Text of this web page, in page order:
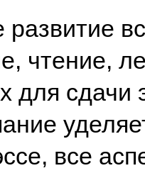
развитие
чтение,
для сдачи
все